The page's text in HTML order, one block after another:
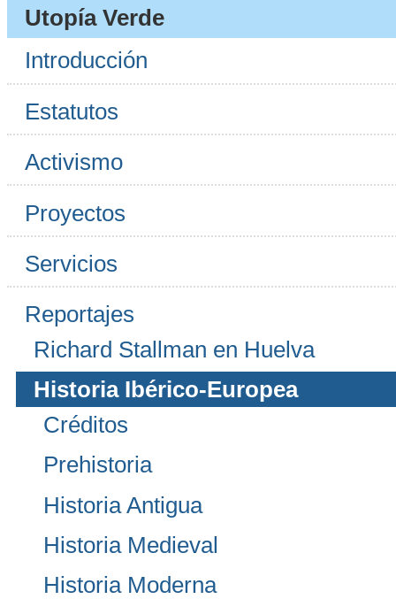
Utopía Verde
Introducción
Estatutos
Activismo
Proyectos
Servicios
Reportajes
Richard Stallman en Huelva
Historia Ibérico-Europea
Créditos
Prehistoria
Historia Antigua
Historia Medieval
Historia Moderna